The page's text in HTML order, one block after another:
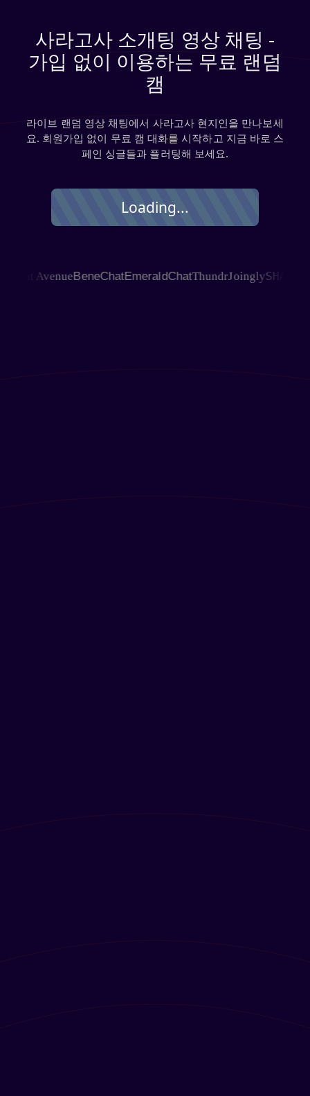
사라고사 소개팅 영상 채팅 -
가입 없이 이용하는 무료 랜덤
캠
라이브 랜덤 영상 채팅에서 사라고사 현지인을 만나보세
요. 회원가입 없이 무료 캠 대화를 시작하고 지금 바로 스
페인 싱글들과 플러팅해 보세요.
Loading...
AvenueBeneChatEmeraldChatThundrJoinglySHAGLE